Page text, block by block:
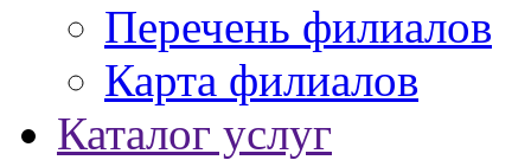
Перечень филиалов
Карта филиалов
Каталог услуг